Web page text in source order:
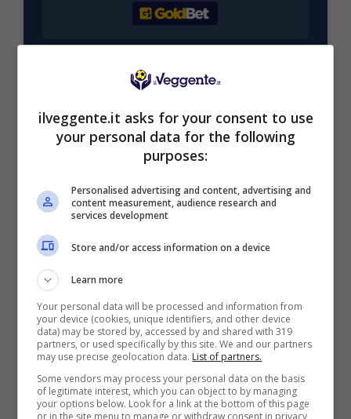
Fino a 2050€ sport e casino
Per i nuovi registrati: 100% fino a 2.000€ in Bonus
2050€
Mostra Informazioni
BONUS BENVENUTO LOTTOMATICA: 2050€
Fino a 2050€ bonus scommesse e sport
Per i nuovi utenti della piattaforma: 100% fino a 50€ in
Bonus Scommesse + 100% fino a 2000€ in Bonus
Sport
ilveggente.it asks for your consent to use
your personal data for the following
purposes:
Personalised advertising and content, advertising and
content measurement, audience research and
services development
Store and/or access information on a device
Learn more
Your personal data will be processed and information from
your device (cookies, unique identifiers, and other device
data) may be stored by, accessed by and shared with 319
partners, or used specifically by this site. We and our partners
may use precise geolocation data. List of partners.
Some vendors may process your personal data on the basis
of legitimate interest, which you can object to by managing
your options below. Look for a link at the bottom of this page
or in the site menu to manage or withdraw consent in privacy